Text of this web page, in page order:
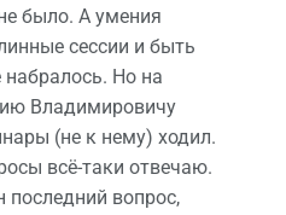
было. А умения
сессии и быть
Но на
Владимировичу
(не к нему) ходил.
всё-таки отвечаю.
последний вопрос,